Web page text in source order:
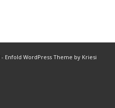
- Enfold WordPress Theme by Kriesi